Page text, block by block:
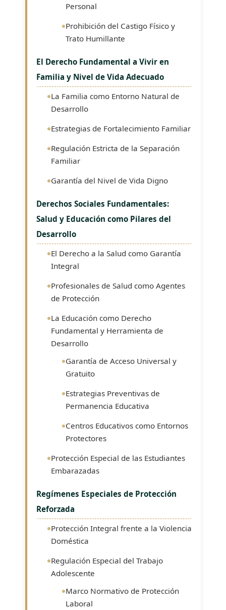
Personal
Prohibición del Castigo Físico y
Trato Humillante
El Derecho Fundamental a Vivir en
Familia y Nivel de Vida Adecuado
La Familia como Entorno Natural de
Desarrollo
Estrategias de Fortalecimiento Familiar
Regulación Estricta de la Separación
Familiar
Garantía del Nivel de Vida Digno
Derechos Sociales Fundamentales:
Salud y Educación como Pilares del
Desarrollo
El Derecho a la Salud como Garantía
Integral
Profesionales de Salud como Agentes
de Protección
La Educación como Derecho
Fundamental y Herramienta de
Desarrollo
Garantía de Acceso Universal y
Gratuito
Estrategias Preventivas de
Permanencia Educativa
Centros Educativos como Entornos
Protectores
Protección Especial de las Estudiantes
Embarazadas
Regímenes Especiales de Protección
Reforzada
Protección Integral frente a la Violencia
Doméstica
Regulación Especial del Trabajo
Adolescente
Marco Normativo de Protección
Laboral